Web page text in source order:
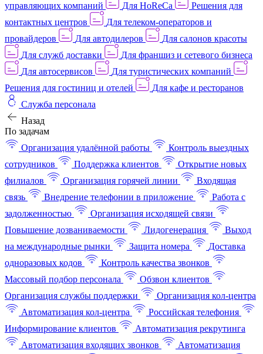
управляющих компаний
Для HoReCa
Решения для
контактных центров
Для телеком-операторов и
провайдеров
Для автодилеров
Для салонов красоты
Для служб доставки
Для франшиз и сетевого бизнеса
Для автосервисов
Для туристических компаний
Решения для гостиниц и отелей
Для кафе и ресторанов
Служба персонала
Назад
По задачам
Организация удалённой работы
Контроль выездных
сотрудников
Поддержка клиентов
Открытие новых
филиалов
Организация горячей линии
Входящая
связь
Внедрение телефонии в приложение
Работа с
задолженностью
Организация исходящей связи
Повышение дозваниваемости
Лидогенерация
Выход
на международные рынки
Защита номера
Доставка
одноразовых кодов
Контроль качества звонков
Массовый подбор персонала
Обзвон клиентов
Организация службы поддержки
Организация кол-центра
Автоматизация кол-центра
Российская телефония
Информирование клиентов
Автоматизация рекрутинга
Автоматизация входящих звонков
Автоматизация